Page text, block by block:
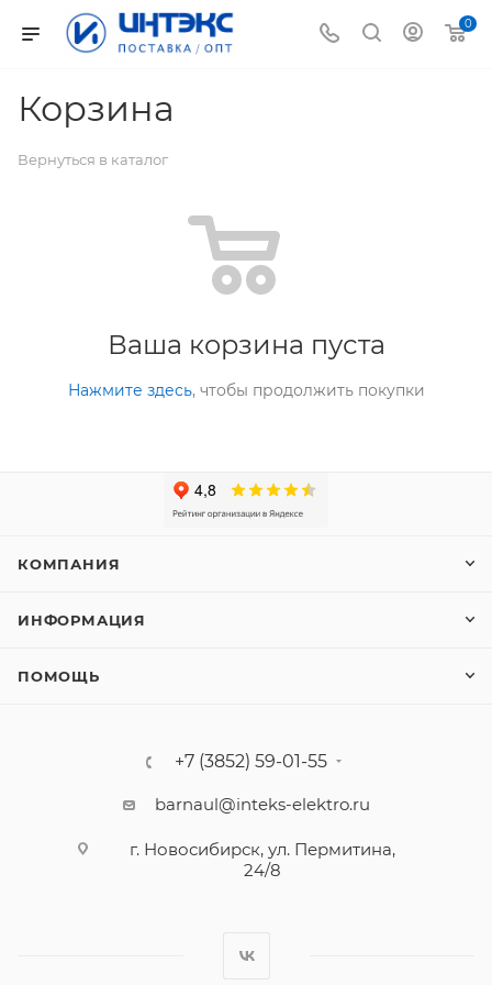
0
Корзина
Вернуться в каталог
Ваша корзина пуста
Нажмите здесь, чтобы продолжить покупки
КОМПАНИЯ
ИНФОРМАЦИЯ
ПОМОЩЬ
+7 (3852) 59-01-55
barnaul@inteks-elektro.ru
г. Новосибирск, ул. Пермитина,
24/8